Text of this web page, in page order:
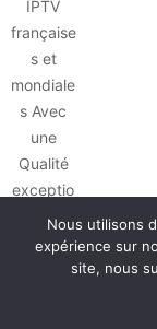
IPTV
française
s et
mondiale
s Avec
une
Qualité
exceptio
nnelle,
compatib
Nous utilisons
expérience sur
site, nous